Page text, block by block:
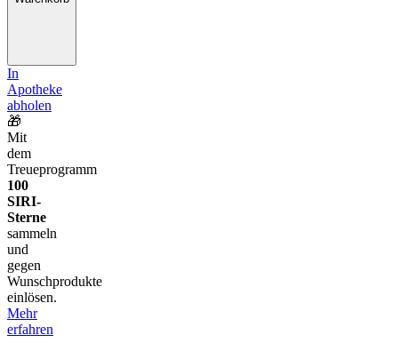
In
Apotheke
abholen
🎁
Mit
dem
Treueprogramm
100
SIRI-
Sterne
sammeln
und
gegen
Wunschprodukte
einlösen.
Mehr
erfahren